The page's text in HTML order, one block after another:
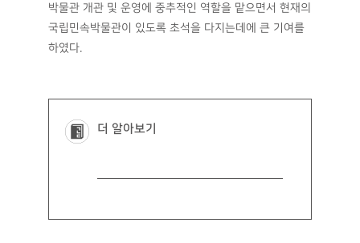
박물관 개관 및 운영에 중추적인 역할을 맡으면서 현재의
국립민속박물관이 있도록 초석을 다지는데에 큰 기여를
하였다.
더 알아보기